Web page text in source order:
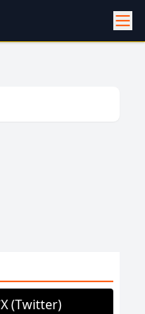
X (Twitter)